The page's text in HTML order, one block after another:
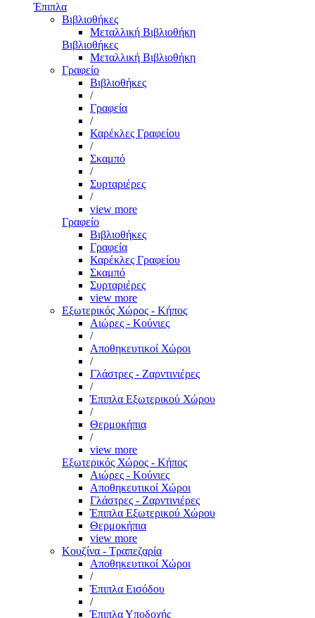
Έπιπλα
Βιβλιοθήκες
Μεταλλική Βιβλιοθήκη
Βιβλιοθήκες
Μεταλλική Βιβλιοθήκη
Γραφείο
Βιβλιοθήκες
/
Γραφεία
/
Καρέκλες Γραφείου
/
Σκαμπό
/
Συρταριέρες
/
view more
Γραφείο
Βιβλιοθήκες
Γραφεία
Καρέκλες Γραφείου
Σκαμπό
Συρταριέρες
view more
Εξωτερικός Χώρος - Κήπος
Αιώρες - Κούνιες
/
Αποθηκευτικοί Χώροι
/
Γλάστρες - Ζαρντινιέρες
/
Έπιπλα Εξωτερικού Χώρου
/
Θερμοκήπια
/
view more
Εξωτερικός Χώρος - Κήπος
Αιώρες - Κούνιες
Αποθηκευτικοί Χώροι
Γλάστρες - Ζαρντινιέρες
Έπιπλα Εξωτερικού Χώρου
Θερμοκήπια
view more
Κουζίνα - Τραπεζαρία
Αποθηκευτικοί Χώροι
/
Έπιπλα Εισόδου
/
Έπιπλα Υποδοχής